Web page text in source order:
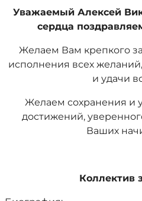
Уважаемый Алексей
сердца
Желаем Вам крепкого
исполнения всех
и удачи
Желаем сохранения и
достижений,
Ваших
Коллектив